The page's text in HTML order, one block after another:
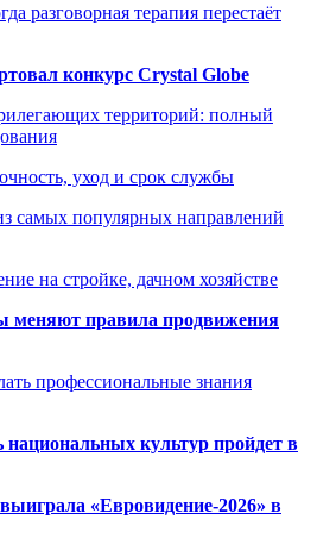
разговорная терапия перестаёт
конкурс Crystal Globe
территорий: полный
уход и срок службы
самых популярных направлений
на стройке, дачном хозяйстве
меняют правила продвижения
профессиональные знания
культур пройдет в
«Евровидение-2026» в